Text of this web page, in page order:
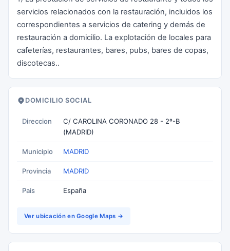
servicios relacionados con la restauración, incluidos los
correspondientes a servicios de catering y demás de
restauración a domicilio. La explotación de locales para
cafeterías, restaurantes, bares, pubs, bares de copas,
discotecas..
DOMICILIO SOCIAL
Direccion
C/ CAROLINA CORONADO 28 - 2º-B
(MADRID)
Municipio MADRID
Provincia MADRID
Pais España
Ver ubicación en Google Maps →